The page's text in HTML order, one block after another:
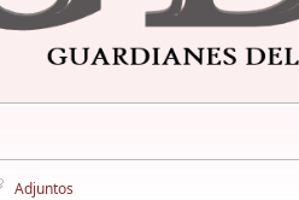
Adjuntos